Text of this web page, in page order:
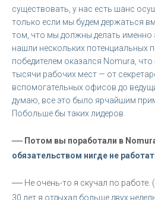
существовать, у нас есть шанс
только если мы будем держаться
том, что мы должны делать именно
нашли нескольких потенциальных
победителем оказался Nomura,
тысячи рабочих мест — от
вспомогательных офисов до
думаю, все это было ярчайшим
Побольше бы таких лидеров.
— Потом вы поработали в
обязательством нигде не
— Не очень-то я скучал по работе.
30 лет я отдыхал больше двух